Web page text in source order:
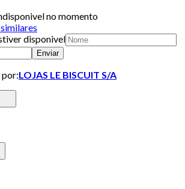
no momento
disponivel
Enviar
por:LOJAS LE BISCUIT S/A